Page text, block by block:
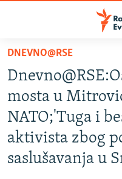
Pređite
glavni
sadržaj
Pređite
na
glavnu
navigaciju
BOSNA I HERCEGOVINA
SRBIJA
KOSOVO
CRNA GORA
DNEVNO@RSE
mosta u
NATO;'Tuga i
aktivista zbog
saslušavanja u